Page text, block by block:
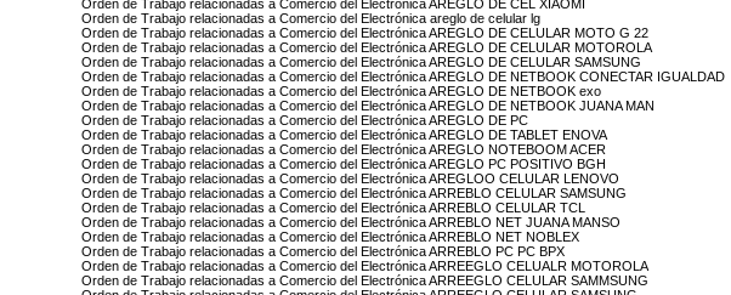
Orden de Trabajo relacionadas a Comercio del Electrónica AREGLO DE CEL XIAOMI
Orden de Trabajo relacionadas a Comercio del Electrónica areglo de celular lg
Orden de Trabajo relacionadas a Comercio del Electrónica AREGLO DE CELULAR MOTO G 22
Orden de Trabajo relacionadas a Comercio del Electrónica AREGLO DE CELULAR MOTOROLA
Orden de Trabajo relacionadas a Comercio del Electrónica AREGLO DE CELULAR SAMSUNG
Orden de Trabajo relacionadas a Comercio del Electrónica AREGLO DE NETBOOK CONECTAR IGUALDAD
Orden de Trabajo relacionadas a Comercio del Electrónica AREGLO DE NETBOOK exo
Orden de Trabajo relacionadas a Comercio del Electrónica AREGLO DE NETBOOK JUANA MAN
Orden de Trabajo relacionadas a Comercio del Electrónica AREGLO DE PC
Orden de Trabajo relacionadas a Comercio del Electrónica AREGLO DE TABLET ENOVA
Orden de Trabajo relacionadas a Comercio del Electrónica AREGLO NOTEBOOM ACER
Orden de Trabajo relacionadas a Comercio del Electrónica AREGLO PC POSITIVO BGH
Orden de Trabajo relacionadas a Comercio del Electrónica AREGLOO CELULAR LENOVO
Orden de Trabajo relacionadas a Comercio del Electrónica ARREBLO CELULAR SAMSUNG
Orden de Trabajo relacionadas a Comercio del Electrónica ARREBLO CELULAR TCL
Orden de Trabajo relacionadas a Comercio del Electrónica ARREBLO NET JUANA MANSO
Orden de Trabajo relacionadas a Comercio del Electrónica ARREBLO NET NOBLEX
Orden de Trabajo relacionadas a Comercio del Electrónica ARREBLO PC PC BPX
Orden de Trabajo relacionadas a Comercio del Electrónica ARREEGLO CELUALR MOTOROLA
Orden de Trabajo relacionadas a Comercio del Electrónica ARREEGLO CELULAR SAMMSUNG